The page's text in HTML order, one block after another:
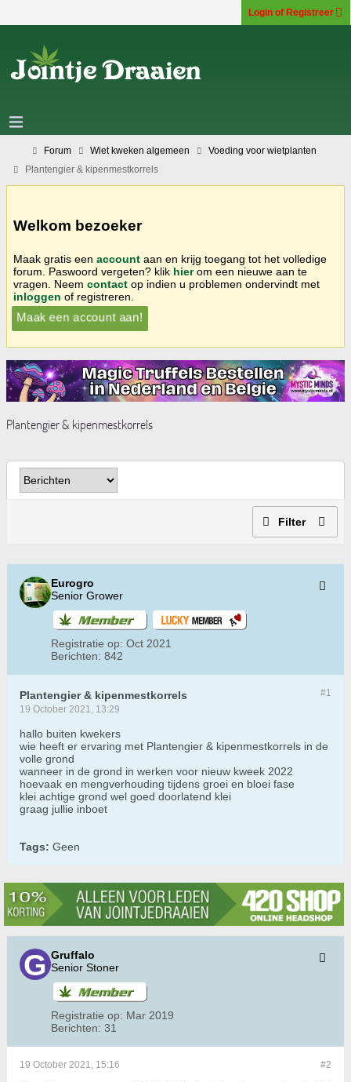
Login of Registreer
Forum Wiet kweken algemeen
Voeding voor wietplanten
Plantengier & kipenmestkorrels
Welkom bezoeker
Maak gratis een account aan en krijg toegang tot het volledige
forum. Paswoord vergeten? klik hierom een nieuwe aan te
vragen. Neem contact op indien u problemen ondervindt met
inloggen of registreren.
Maak een account aan!
Plantengier & kipenmestkorrels
Filter
Eurogro
Senior Grower
Registratie op: Oct 2021
Berichten: 842
#1
Plantengier & kipenmestkorrels
19 October 2021, 13:29
hallo buiten kwekers
wie heeft er ervaring met Plantengier & kipenmestkorrels in de
volle grond
wanneer in de grond in werken voor nieuw kweek 2022
hoevaak en mengverhouding tijdens groei en bloei fase
klei achtige grond wel goed doorlatend klei
graag jullie inboet
Tags: Geen
Gruffalo
Senior Stoner
Registratie op: Mar 2019
Berichten: 31
#2
19 October 2021, 15:16